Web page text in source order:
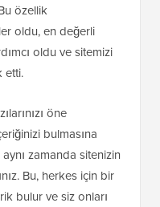
özellik
oldu, en değerli
oldu ve sitemizi
etti.
öne
bulmasına
zamanda sitenizin
Bu, herkes için bir
bulur ve siz onları